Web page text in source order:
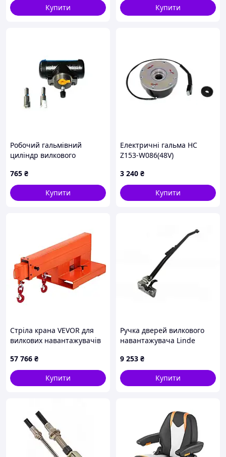
Купити Купити
Робочий гальмівний
циліндр вилкового
1334648
765 ₴
Купити
Електричні гальма HC
Z153-W086(48V)
3 240 ₴
Купити
Стріла крана VEVOR для
вилкових навантажувачів
кг, навантажувальна
стріла для вилкового
навантажувача з
57 766 ₴
Купити
Ручка дверей вилкового
навантажувача Linde
9 253 ₴
Купити